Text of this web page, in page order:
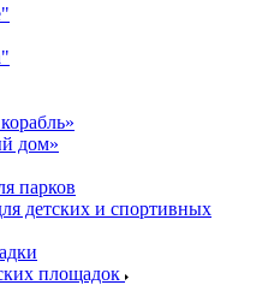
дом»
парков
детских и спортивных
площадок